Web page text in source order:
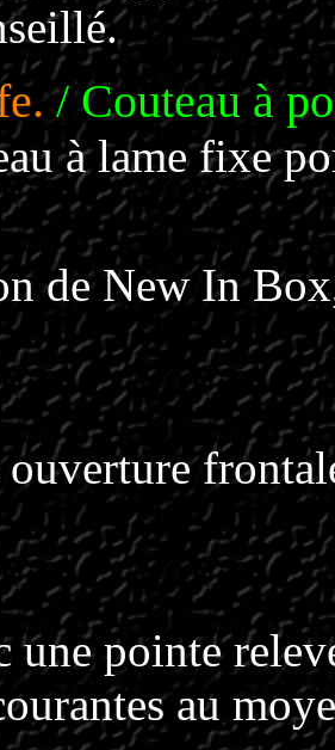
/ Couteau à
à lame fixe
de New In
ouverture
une pointe
au